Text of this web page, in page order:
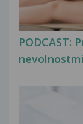
PODCAST: